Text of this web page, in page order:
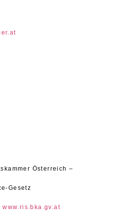
Österreich –
Gesetz
www.ris.bka.gv.at